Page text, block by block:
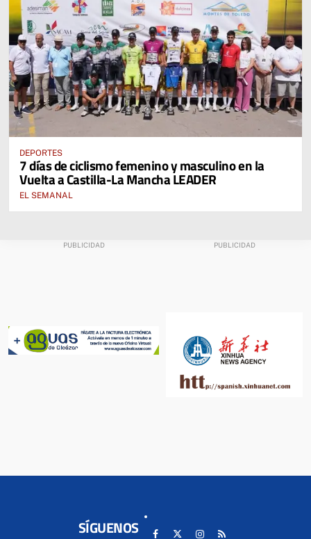
DEPORTES
7 días de ciclismo femenino y masculino en la
Vuelta a Castilla-La Mancha LEADER
EL SEMANAL
SÍGUENOS